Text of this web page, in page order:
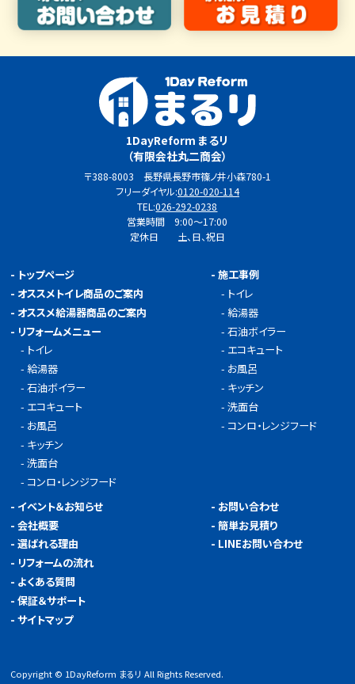
1DayReform まるリ
（有限会社丸二商会）
〒388-8003 長野県長野市篠ノ井小森780-1
フリーダイヤル:0120-020-114
TEL:026-292-0238
営業時間 9:00～17:00
定休日 土、日、祝日
- トップページ
- オススメトイレ商品のご案内
- オススメ給湯器商品のご案内
- リフォームメニュー
- トイレ
-給湯器
-石油ボイラー
- エコキュート
- お風呂
- キッチン
-洗面台
- コンロ・レンジフード
-施工事例
- トイレ
-給湯器
-石油ボイラー
- エコキュート
- お風呂
- キッチン
-洗面台
- コンロ・レンジフード
- イベント＆お知らせ
-会社概要
-選ばれる理由
- リフォームの流れ
- よくある質問
-保証＆サポート
-サイトマップ
- お問い合わせ
-簡単お見積り
- LINEお問い合わせ
Copyright © 1DayReform まるリ All Rights Reserved.